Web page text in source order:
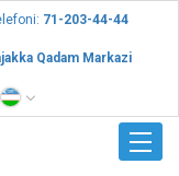
71-203-44-44
Qadam Markazi